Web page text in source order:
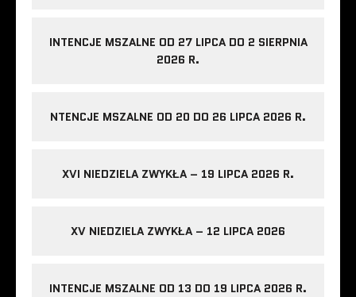
INTENCJE MSZALNE OD 27 LIPCA DO 2 SIERPNIA
2026 R.
NTENCJE MSZALNE OD 20 DO 26 LIPCA 2026 R.
XVI NIEDZIELA ZWYKŁA – 19 LIPCA 2026 R.
XV NIEDZIELA ZWYKŁA – 12 LIPCA 2026
INTENCJE MSZALNE OD 13 DO 19 LIPCA 2026 R.